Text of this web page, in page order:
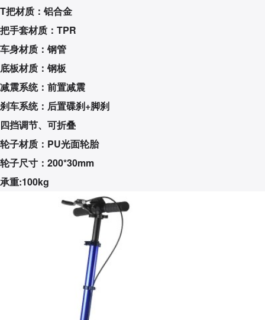
T把材质：铝合金
把手套材质：TPR
车身材质：钢管
底板材质：钢板
减震系统：前置减震
刹车系统：后置碟刹+脚刹
四挡调节、可折叠
轮子材质：PU光面轮胎
轮子尺寸：200*30mm
承重:100kg